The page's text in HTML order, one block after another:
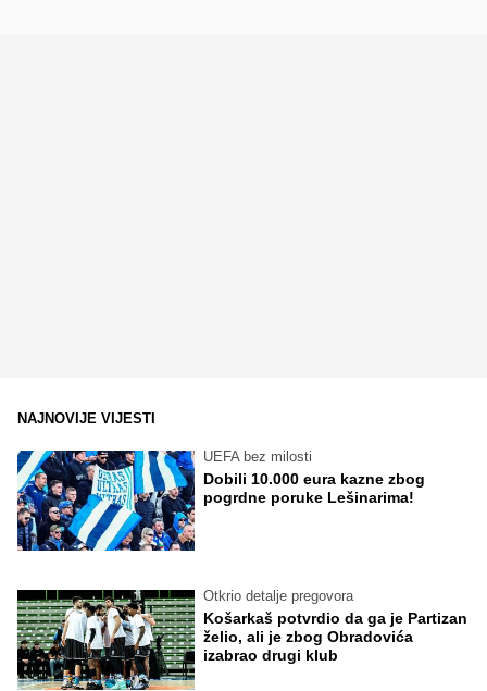
NAJNOVIJE VIJESTI
UEFA bez milosti
Dobili 10.000 eura kazne zbog
pogrdne poruke Lešinarima!
Otkrio detalje pregovora
Košarkaš potvrdio da ga je Partizan
želio, ali je zbog Obradovića
izabrao drugi klub